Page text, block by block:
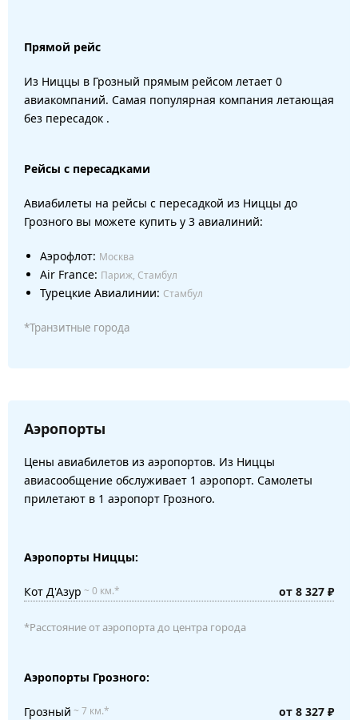
Прямой рейс
Из Ниццы в Грозный прямым рейсом летает 0
авиакомпаний. Самая популярная компания летающая
без пересадок .
Рейсы с пересадками
Авиабилеты на рейсы с пересадкой из Ниццы до
Грозного вы можете купить у 3 авиалиний:
Аэрофлот: Москва
Air France: Париж, Стамбул
Турецкие Авиалинии: Стамбул
*Транзитные города
Аэропорты
Цены авиабилетов из аэропортов. Из Ниццы
авиасообщение обслуживает 1 аэропорт. Самолеты
прилетают в 1 аэропорт Грозного.
Аэропорты Ниццы:
Кот Д'Азур ~ 0 км.* от 8 327 ₽
*Расстояние от аэропорта до центра города
Аэропорты Грозного:
Грозный ~ 7 км.* от 8 327 ₽